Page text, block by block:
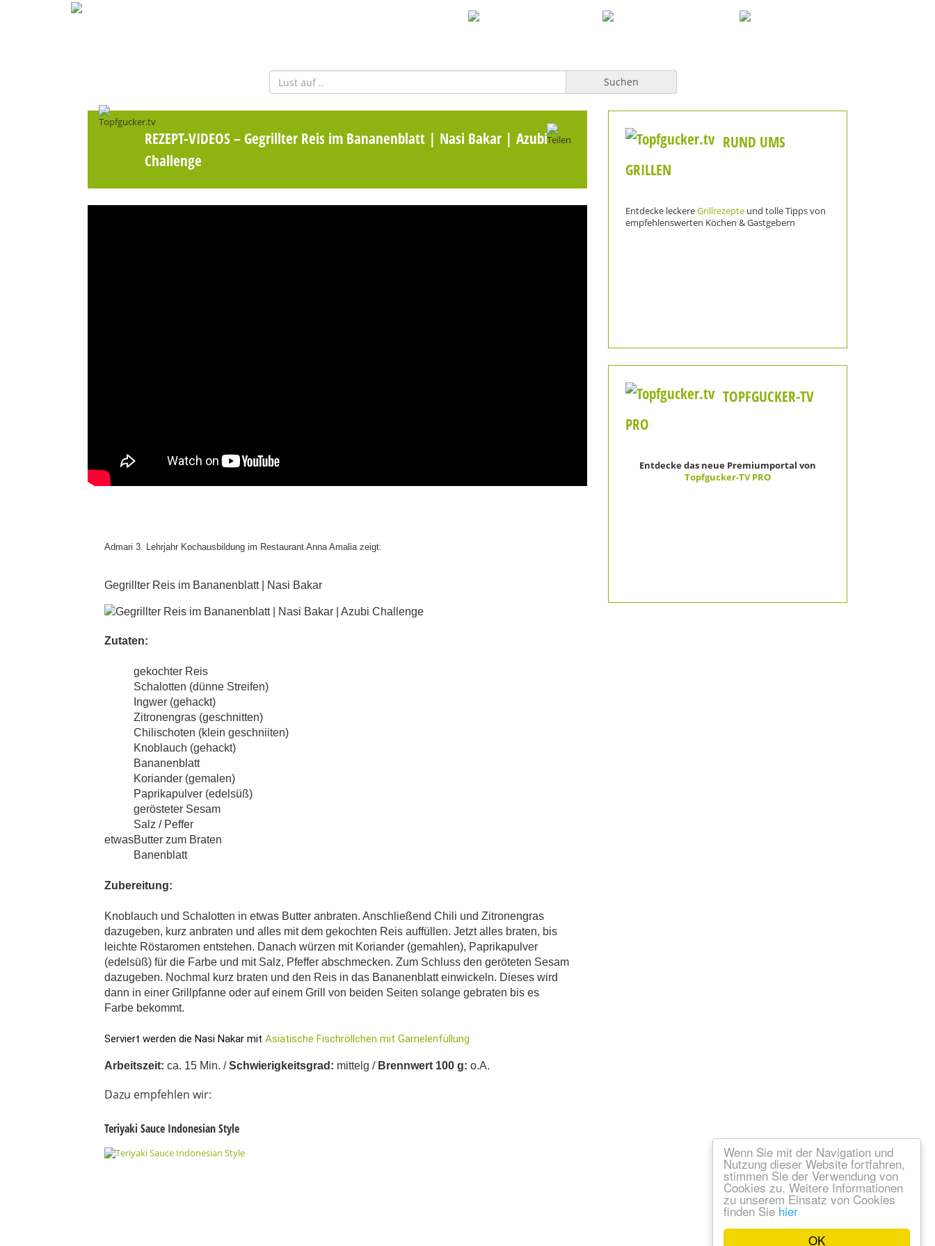
OK
Wenn Sie mit der Navigation und
Nutzung dieser Website fortfahren,
stimmen Sie der Verwendung von
Cookies zu. Weitere Informationen
zu unserem Einsatz von Cookies
finden Sie hier
Suchen
REZEPT-VIDEOS– Gegrillter Reis im Bananenblatt | Nasi Bakar | Azubi
Challenge
Admari 3. Lehrjahr Kochausbildung im Restaurant Anna Amalia zeigt:
Gegrillter Reis im Bananenblatt | Nasi Bakar
Zutaten:
gekochter Reis
Schalotten (dünne Streifen)
Ingwer (gehackt)
Zitronengras (geschnitten)
Chilischoten (klein geschniiten)
Knoblauch (gehackt)
Bananenblatt
Koriander (gemalen)
Paprikapulver (edelsüß)
gerösteter Sesam
Salz / Peffer
etwasButter zum Braten
Banenblatt
Zubereitung:
Knoblauch und Schalotten in etwas Butter anbraten. Anschließend Chili und Zitronengras
dazugeben, kurz anbraten und alles mit dem gekochten Reis auffüllen. Jetzt alles braten, bis
leichte Röstaromen entstehen. Danach würzen mit Koriander (gemahlen), Paprikapulver
(edelsüß) für die Farbe und mit Salz, Pfeffer abschmecken. Zum Schluss den geröteten Sesam
dazugeben. Nochmal kurz braten und den Reis in das Bananenblatt einwickeln. Dieses wird
dann in einer Grillpfanne oder auf einem Grill von beiden Seiten solange gebraten bis es
Farbe bekommt.
Serviert werden die Nasi Nakar mit Asiatische Fischröllchen mit Garnelenfüllung
Arbeitszeit: ca. 15 Min. /Schwierigkeitsgrad: mittelg / Brennwert 100 g: o.A.
Dazu empfehlen wir:
Teriyaki Sauce Indonesian Style
RUND UMS
GRILLEN
Entdecke leckereGrillrezepte und tolle Tipps von
empfehlenswerten Köchen & Gastgebern
TOPFGUCKER-TV
PRO
Entdecke das neue Premiumportal von
Topfgucker-TV PRO